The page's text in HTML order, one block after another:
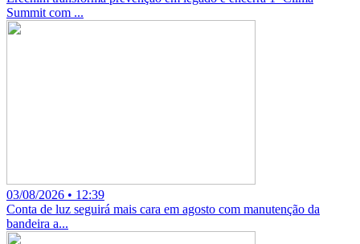
Summit com ...
03/08/2026 • 12:39
Conta de luz seguirá mais cara em agosto com manutenção da
bandeira a...